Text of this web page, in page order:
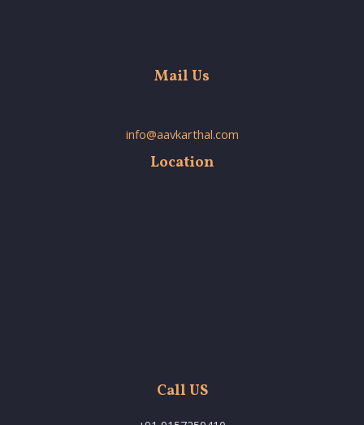
Mail Us
info@aavkarthal.com
Location
Call US